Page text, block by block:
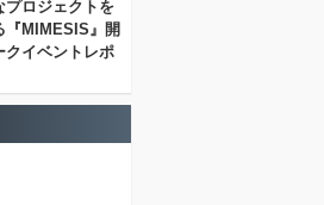
プロジェクトを
『MIMESIS』開
クイベントレポ